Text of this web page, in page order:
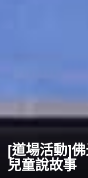
[道場活動]
兒童說故事